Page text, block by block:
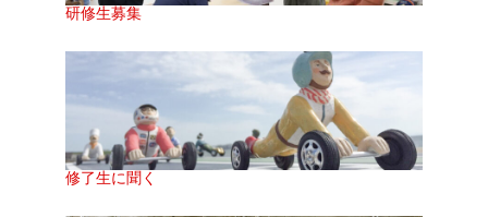
研修生募集
修了生に聞く